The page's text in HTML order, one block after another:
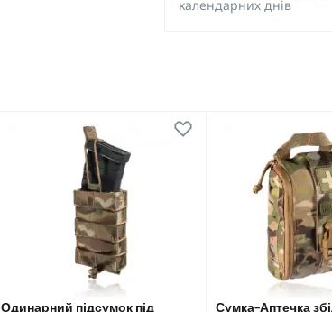
календарних днів
Одинарний підсумок під
Сумка-Аптечка